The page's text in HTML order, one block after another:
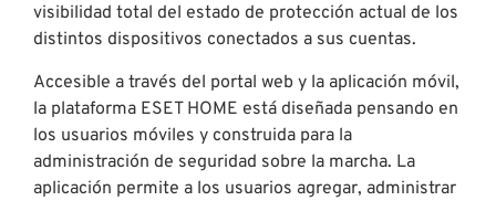
visibilidad total del estado de protección actual de los
distintos dispositivos conectados a sus cuentas.
Accesible a través del portal web y la aplicación móvil,
la plataforma ESET HOME está diseñada pensando en
los usuarios móviles y construida para la
administración de seguridad sobre la marcha. La
aplicación permite a los usuarios agregar, administrar